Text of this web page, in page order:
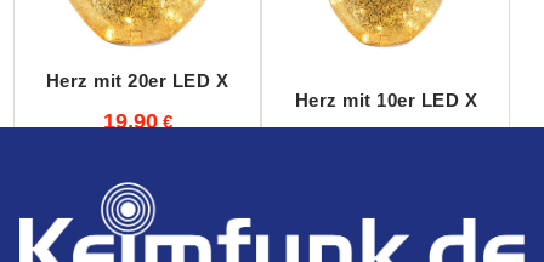
Herz mit 20er LED X
19,90
Herz mit 10er LED X